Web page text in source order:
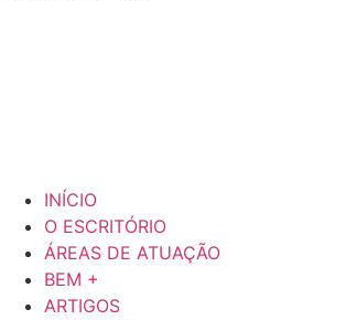
INÍCIO
O ESCRITÓRIO
ÁREAS DE ATUAÇÃO
BEM +
ARTIGOS